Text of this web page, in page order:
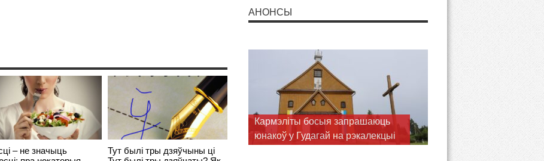
– не значыць
Тут былі тры дзяўчыны ці
АНОНСЫ
Запрашаем разам з Марыяй
шукаць Волі Божай у пілігрымцы
ў Браслаў